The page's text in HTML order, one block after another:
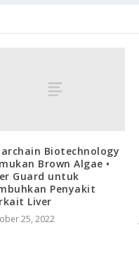
Biotechnology
Brown Algae •
Guard untuk
Penyakit
Liver
25, 2022